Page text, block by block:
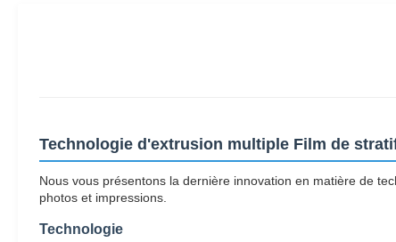
Technologie d'extrusion multiple Film de
Nous vous présentons la dernière innovation en matière de
photos et impressions.
Technologie